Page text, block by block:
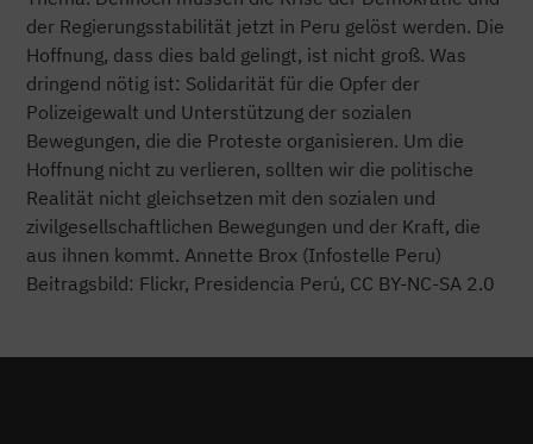
der Regierungsstabilität jetzt in Peru gelöst werden. Die
Hoffnung, dass dies bald gelingt, ist nicht groß. Was
dringend nötig ist: Solidarität für die Opfer der
Polizeigewalt und Unterstützung der sozialen
Bewegungen, die die Proteste organisieren. Um die
Hoffnung nicht zu verlieren, sollten wir die politische
Realität nicht gleichsetzen mit den sozialen und
zivilgesellschaftlichen Bewegungen und der Kraft, die
aus ihnen kommt. Annette Brox (Infostelle Peru)
Beitragsbild: Flickr, Presidencia Perú, CC BY-NC-SA 2.0